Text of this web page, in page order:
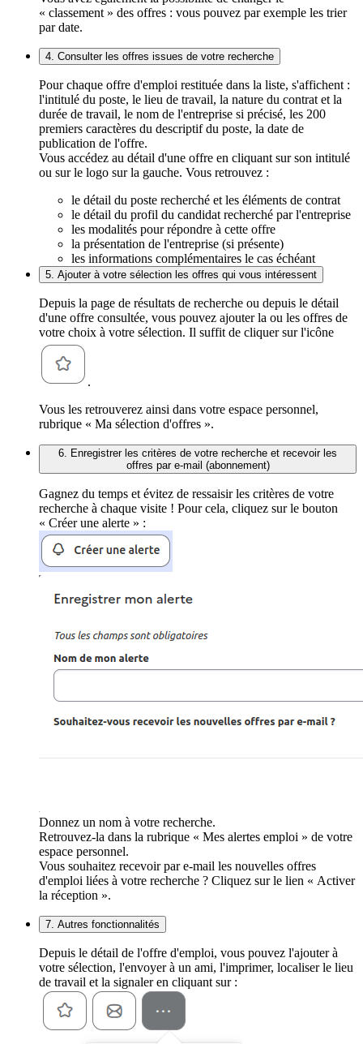
« classement » des offres : vous pouvez par exemple les trier
par date.
4. Consulter les offres issues de votre recherche
Pour chaque offre d'emploi restituée dans la liste, s'affichent :
l'intitulé du poste, le lieu de travail, la nature du contrat et la
durée de travail, le nom de l'entreprise si précisé, les 200
premiers caractères du descriptif du poste, la date de
publication de l'offre.
Vous accédez au détail d'une offre en cliquant sur son intitulé
ou sur le logo sur la gauche. Vous retrouvez :
le détail du poste recherché et les éléments de contrat
le détail du profil du candidat recherché par l'entreprise
les modalités pour répondre à cette offre
la présentation de l'entreprise (si présente)
les informations complémentaires le cas échéant
5. Ajouter à votre sélection les offres qui vous intéressent
Depuis la page de résultats de recherche ou depuis le détail
d'une offre consultée, vous pouvez ajouter la ou les offres de
votre choix à votre sélection. Il suffit de cliquer sur l'icône
.
Vous les retrouverez ainsi dans votre espace personnel,
rubrique « Ma sélection d'offres ».
6. Enregistrer les critères de votre recherche et recevoir les
offres par e-mail (abonnement)
Gagnez du temps et évitez de ressaisir les critères de votre
recherche à chaque visite ! Pour cela, cliquez sur le bouton
« Créer une alerte » :
Donnez un nom à votre recherche.
Retrouvez-la dans la rubrique « Mes alertes emploi » de votre
espace personnel.
Vous souhaitez recevoir par e-mail les nouvelles offres
d'emploi liées à votre recherche ? Cliquez sur le lien « Activer
la réception ».
7. Autres fonctionnalités
Depuis le détail de l'offre d'emploi, vous pouvez l'ajouter à
votre sélection, l'envoyer à un ami, l'imprimer, localiser le lieu
de travail et la signaler en cliquant sur :